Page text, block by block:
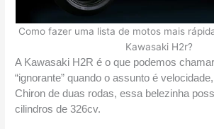
Como fazer uma lista de motos mais
Kawasaki H2r?
A Kawasaki H2R é o que podemos
“ignorante” quando o assunto é
Chiron de duas rodas, essa belezinha
cilindros de 326cv.